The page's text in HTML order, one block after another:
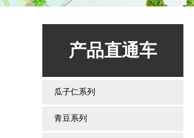
产品直通车
瓜子仁系列
青豆系列